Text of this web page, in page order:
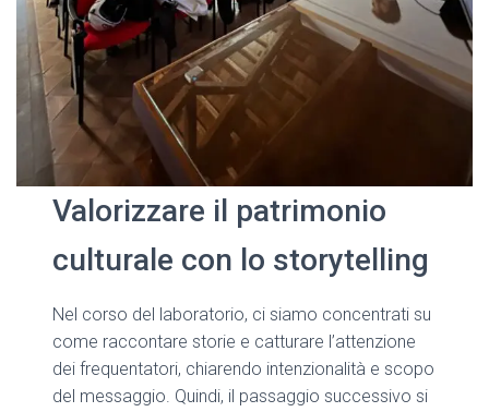
Valorizzare il patrimonio
culturale con lo storytelling
Nel corso del laboratorio, ci siamo concentrati su
come raccontare storie e catturare l’attenzione
dei frequentatori, chiarendo intenzionalità e scopo
del messaggio. Quindi, il passaggio successivo si